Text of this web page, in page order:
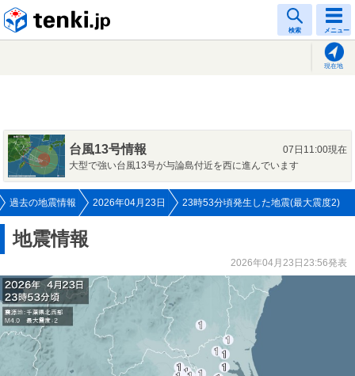
検索 メニュー
現在地
台風13号情報
07日11:00現在
大型で強い台風13号が与論島付近を西に進んでいます
過去の地震情報 2026年04月23日 23時53分頃発生した地震(最大震度2)
地震情報
2026年04月23日23:56発表